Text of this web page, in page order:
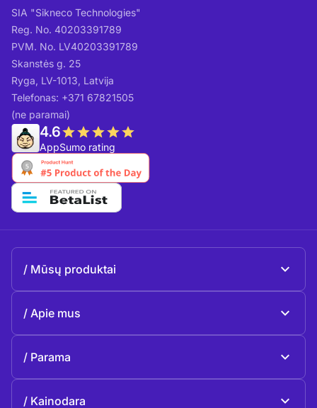
SIA "Sikneco Technologies"
Reg. No. 40203391789
PVM. No. LV40203391789
Skanstės g. 25
Ryga, LV-1013, Latvija
Telefonas: +371 67821505
(ne paramai)
4.6
AppSumo rating
Mūsų produktai
Apie mus
Istorija
Parama
Kainodara